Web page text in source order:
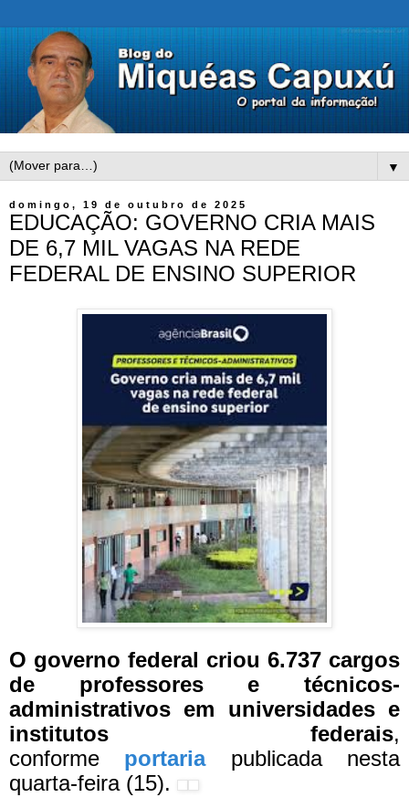
▼
domingo, 19 de outubro de 2025
EDUCAÇÃO: GOVERNO CRIA MAIS
DE 6,7 MIL VAGAS NA REDE
FEDERAL DE ENSINO SUPERIOR
O governo federal criou 6.737 cargos
de professores e técnicos-
administrativos em universidades e
institutos federais,
conforme portariapublicada nesta
quarta-feira (15).